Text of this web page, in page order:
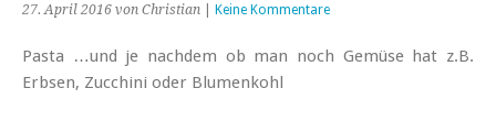
27. April 2016 von Christian Keine Kommentare
Pasta …und je nachdem ob man noch Gemüse hat z.B.
Erbsen, Zucchini oder Blumenkohl